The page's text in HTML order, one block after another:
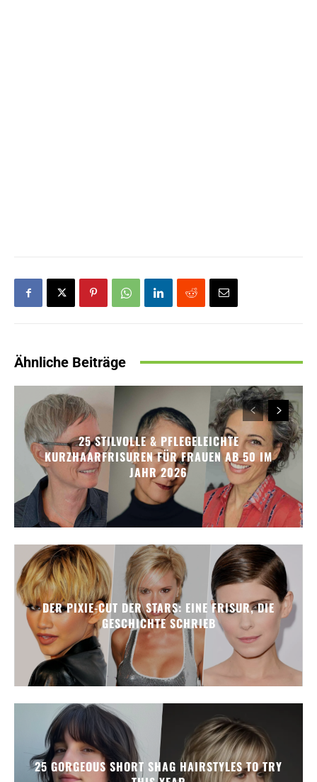
Ähnliche Beiträge
25 STILVOLLE & PFLEGELEICHTE
KURZHAARFRISUREN FÜR FRAUEN AB 50 IM
JAHR 2026
DER PIXIE-CUT DER STARS: EINE FRISUR, DIE
GESCHICHTE SCHRIEB
25 GORGEOUS SHORT SHAG HAIRSTYLES TO TRY